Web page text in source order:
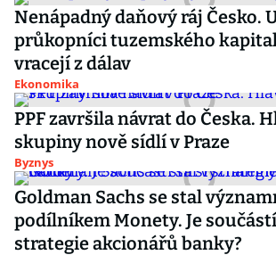
Nenápadný daňový ráj Česko.
průkopníci tuzemského
vracejí z dálav
Ekonomika
PPF završila návrat do Česka.
skupiny nově sídlí v Praze
Byznys
Goldman Sachs se stal
podílníkem Monety. Je
strategie akcionářů banky?